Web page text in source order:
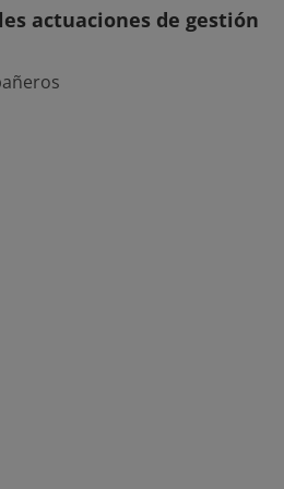
actuaciones de gestión